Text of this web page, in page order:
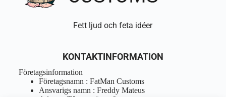
Fett ljud och feta idéer
KONTAKTINFORMATION
Företagsinformation
Företagsnamn : FatMan Customs
Ansvarigs namn : Freddy Mateus